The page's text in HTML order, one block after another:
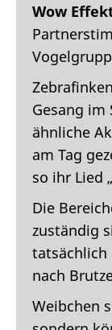
Wow
Gesang im
ähnliche
am Tag
so ihr Lied
Die
zuständig
tatsächlich
nach
Weibchen